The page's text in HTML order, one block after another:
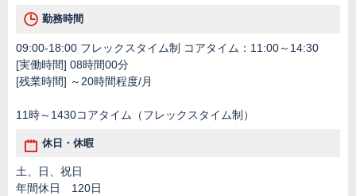
勤務時間
09:00-18:00 フレックスタイム制 コアタイム：11:00～14:30
[実働時間] 08時間00分
[残業時間] ～20時間程度/月
11時～1430コアタイム（フレックスタイム制）
休日・休暇
土、日、祝日
年間休日 120日